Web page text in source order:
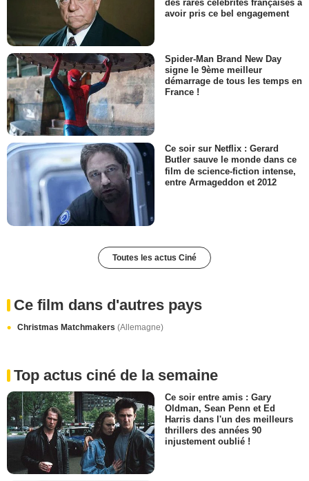
des rares célébrités françaises à
avoir pris ce bel engagement
Spider-Man Brand New Day
signe le 9ème meilleur
démarrage de tous les temps en
France !
Ce soir sur Netflix : Gerard
Butler sauve le monde dans ce
film de science-fiction intense,
entre Armageddon et 2012
Toutes les actus Ciné
Ce film dans d'autres pays
Christmas Matchmakers (Allemagne)
Top actus ciné de la semaine
Ce soir entre amis : Gary
Oldman, Sean Penn et Ed
Harris dans l'un des meilleurs
thrillers des années 90
injustement oublié !